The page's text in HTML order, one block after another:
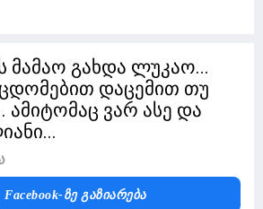
მამაო გახდა ლუკაო...
დაცემით თუ
ამიტომაც ვარ ასე და
Facebook-Ზე Გაზიარება